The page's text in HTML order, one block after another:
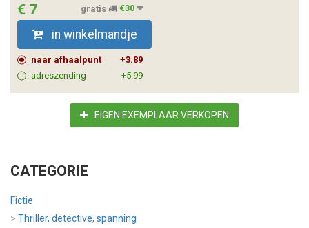
€ 7 gratis €30
in winkelmandje
naar afhaalpunt
+3.89
adreszending
+5.99
EIGEN EXEMPLAAR VERKOPEN
CATEGORIE
Fictie
> Thriller, detective, spanning